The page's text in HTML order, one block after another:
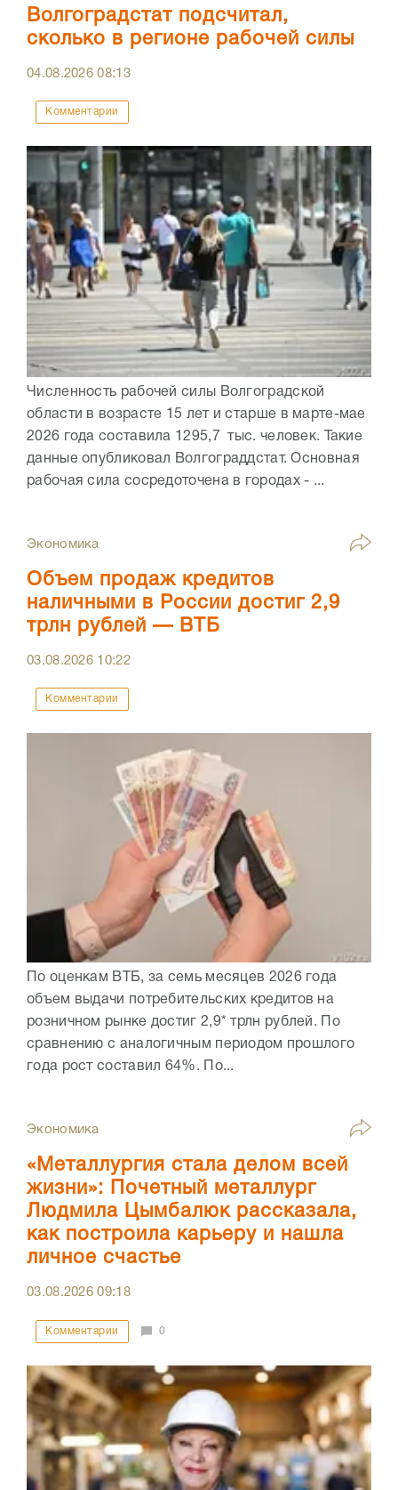
Волгоградстат подсчитал,
сколько в регионе рабочей силы
04.08.202608:13
Комментарии
Численность рабочей силы Волгоградской
области в возрасте 15 лет и старше в марте-мае
2026 года составила 1295,7 тыс. человек. Такие
данные опубликовал Волгограддстат. Основная
рабочая сила сосредоточена в городах - ...
Экономика
Объем продаж кредитов
наличными в России достиг 2,9
трлн рублей — ВТБ
03.08.2026 10:22
Комментарии
По оценкам ВТБ, за семь месяцев 2026 года
объем выдачи потребительских кредитов на
розничном рынке достиг 2,9* трлн рублей. По
сравнению с аналогичным периодом прошлого
года рост составил 64%. По...
Экономика
«Металлургия стала делом всей
жизни»: Почетный металлург
Людмила Цымбалюк рассказала,
как построила карьеру и нашла
личное счастье
03.08.202609:18
Комментарии 0